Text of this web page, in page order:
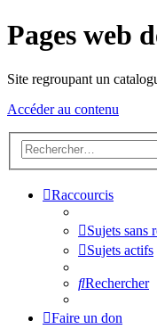
Pages web
Site regroupant un
Accéder au contenu
Raccourcis
Sujets sans
Sujets actifs
Rechercher
Faire un don